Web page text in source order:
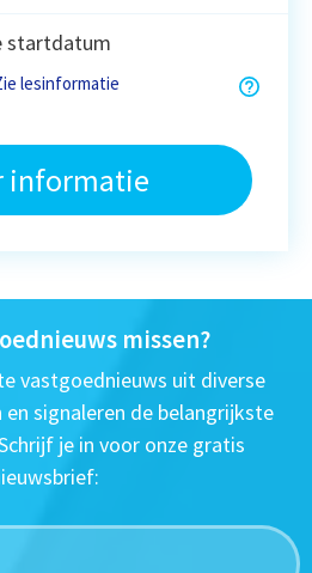
startdatum
lesinformatie
informatie
missen?
vastgoednieuws uit diverse
signaleren de belangrijkste
je in voor onze gratis